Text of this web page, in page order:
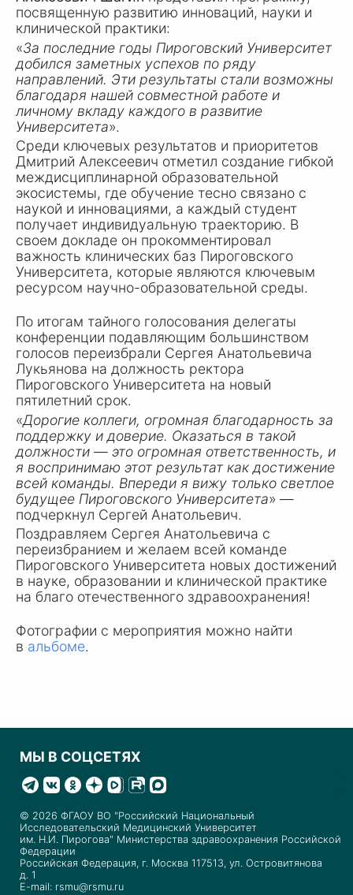
посвященную развитию инноваций, науки и
клинической практики:
«За последние годы Пироговский Университет
добился заметных успехов по ряду
направлений. Эти результаты стали возможны
благодаря нашей совместной работе и
личному вкладу каждого в развитие
Университета».
Среди ключевых результатов и приоритетов
Дмитрий Алексеевич отметил создание гибкой
междисциплинарной образовательной
экосистемы, где обучение тесно связано с
наукой и инновациями, а каждый студент
получает индивидуальную траекторию. В
своем докладе он прокомментировал
важность клинических баз Пироговского
Университета, которые являются ключевым
ресурсом научно-образовательной среды.
По итогам тайного голосования делегаты
конференции подавляющим большинством
голосов переизбрали Сергея Анатольевича
Лукьянова на должность ректора
Пироговского Университета на новый
пятилетний срок.
«Дорогие коллеги, огромная благодарность за
поддержку и доверие. Оказаться в такой
должности — это огромная ответственность, и
я воспринимаю этот результат как достижение
всей команды. Впереди я вижу только светлое
будущее Пироговского Университета» —
подчеркнул Сергей Анатольевич.
Поздравляем Сергея Анатольевича с
переизбранием и желаем всей команде
Пироговского Университета новых достижений
в науке, образовании и клинической практике
на благо отечественного здравоохранения!
Фотографии с мероприятия можно найти
в альбоме.
МЫ В СОЦСЕТЯХ
© 2026 ФГАОУ ВО "Российский Национальный
Исследовательский Медицинский Университет
им. Н.И. Пирогова" Министерства здравоохранения Российской
Федерации
Российская Федерация, г. Москва 117513, ул. Островитянова
д. 1
E-mail: rsmu@rsmu.ru